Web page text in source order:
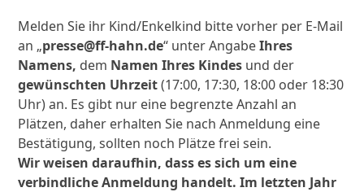
Melden Sie ihr Kind/Enkelkind bitte vorher per E-Mail
an „presse@ff-hahn.de“ unter AngabeIhres
Namens, dem Namen Ihres Kindes und der
gewünschten Uhrzeit(17:00, 17:30, 18:00 oder 18:30
Uhr) an. Es gibt nur eine begrenzte Anzahl an
Plätzen, daher erhalten Sie nach Anmeldung eine
Bestätigung, sollten noch Plätze frei sein.
Wir weisen daraufhin, dass es sich um eine
verbindliche Anmeldung handelt. Im letzten Jahr